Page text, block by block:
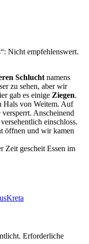
Nicht empfehlenswert.
Schlucht namens
zu sehen, aber wir
gab es einige Ziegen.
Hals von Weitem. Auf
Anscheinend
einschloss.
öffnen und wir kamen
Zeit gescheit Essen im
Kategorien
Kreta
Erforderliche